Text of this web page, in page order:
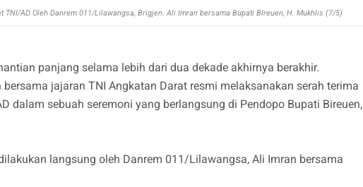
TNI/AD Oleh Danrem 011/Lilawangsa, Brigjen. Ali Imran bersama Bupati Bireuen, H. Mukhlis (7/5)
panjang selama lebih dari dua dekade akhirnya berakhir.
bersama jajaran TNI Angkatan Darat resmi melaksanakan serah terima
dalam sebuah seremoni yang berlangsung di Pendopo Bupati Bireuen,
langsung oleh Danrem 011/Lilawangsa, Ali Imran bersama